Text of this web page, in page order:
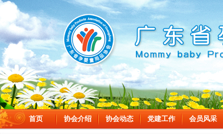
首页 协会介绍 协会动态 党建工作 会员风采